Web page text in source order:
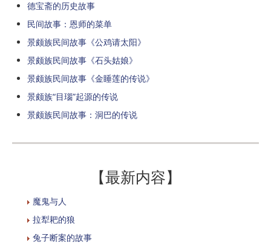
德宝斋的历史故事
民间故事：恩师的菜单
景颇族民间故事《公鸡请太阳》
景颇族民间故事《石头姑娘》
景颇族民间故事《金睡莲的传说》
景颇族“目瑙”起源的传说
景颇族民间故事：洞巴的传说
【最新内容】
魔鬼与人
拉犁耙的狼
兔子断案的故事